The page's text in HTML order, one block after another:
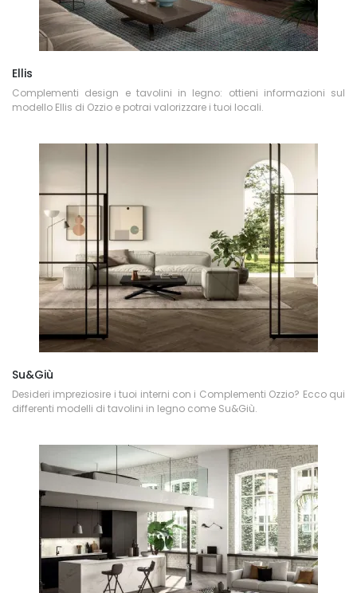
Ellis
Complementi design e tavolini in legno: ottieni informazioni sul
modello Ellis di Ozzio e potrai valorizzare i tuoi locali.
Su&Giù
Desideri impreziosire i tuoi interni con i Complementi Ozzio? Ecco qui
differenti modelli di tavolini in legno come Su&Giù.